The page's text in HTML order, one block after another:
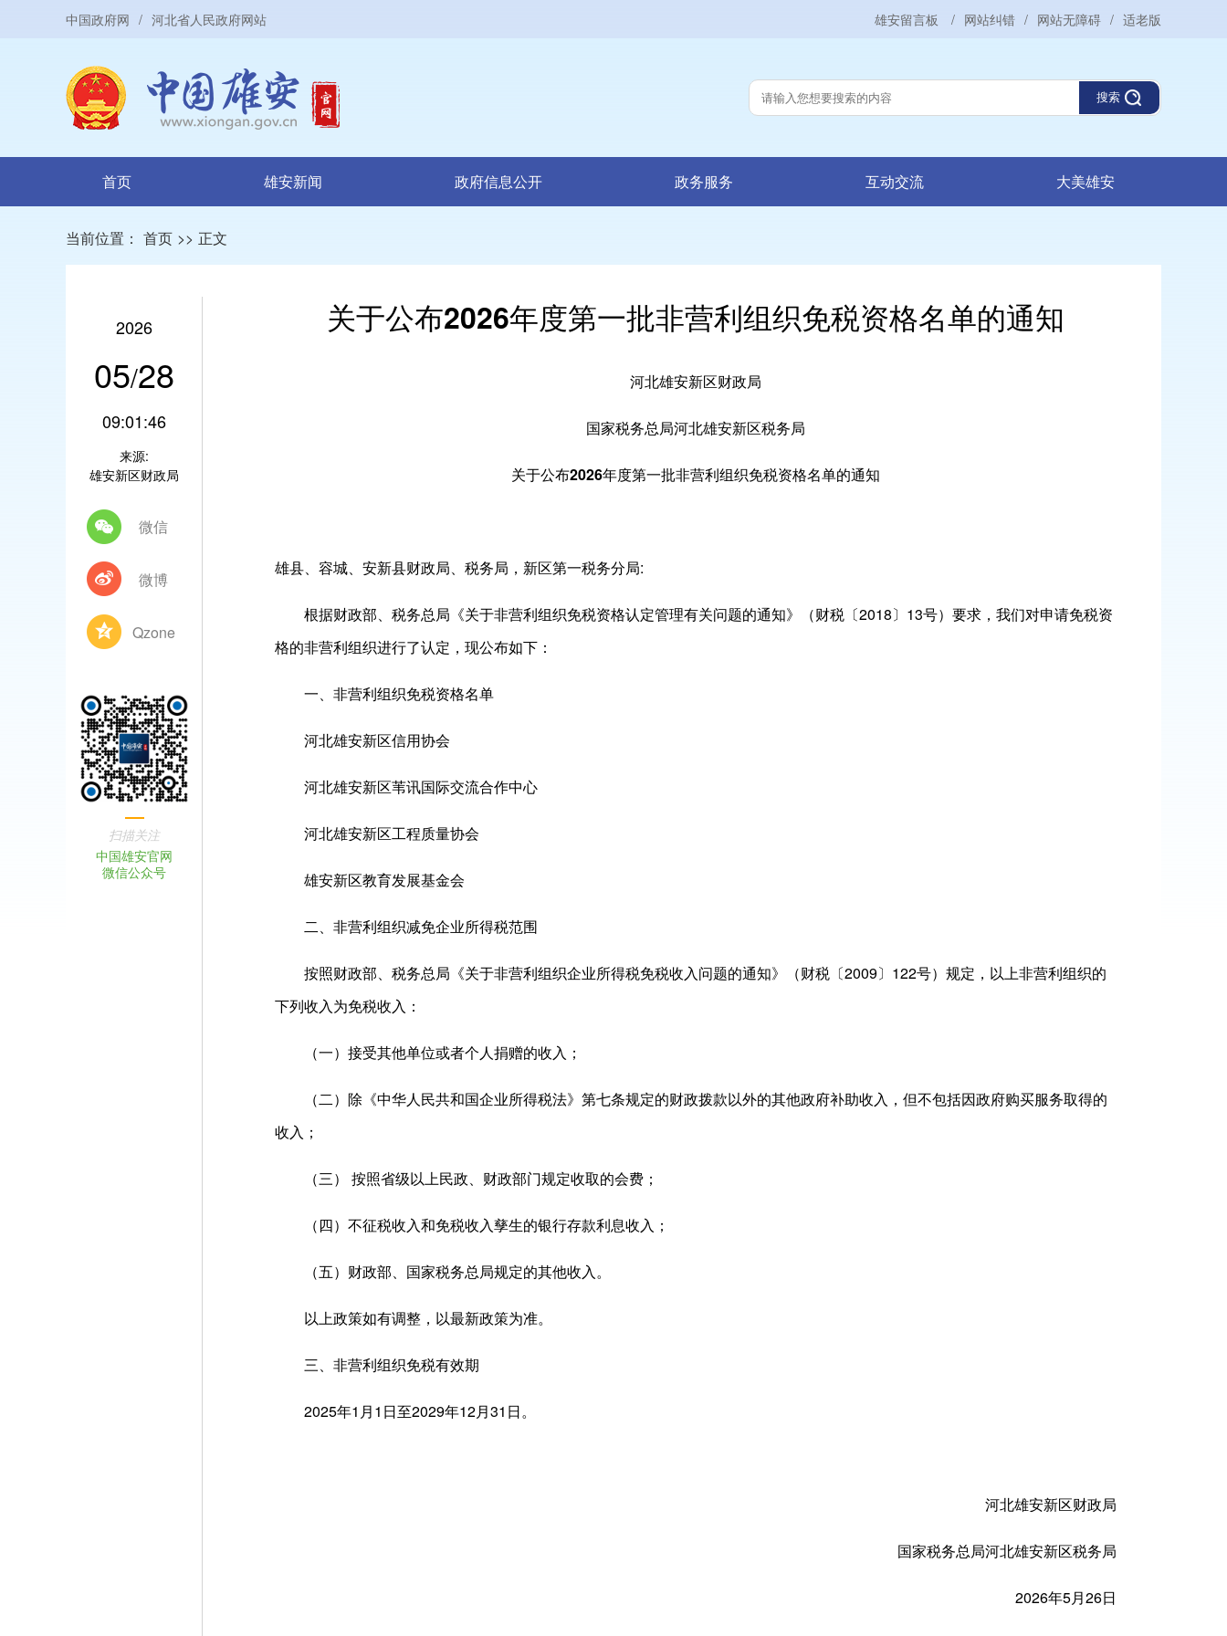
中国政府网 / 河北省人民政府网站 雄安留言板 / 网站纠错 / 网站无障碍 / 适老版
搜索
首页 雄安新闻 政府信息公开 政务服务 互动交流 大美雄安
当前位置： 首页 >> 正文
2026
05/28
09:01:46
来源:
雄安新区财政局
微信
微博
Qzone
扫描关注
中国雄安官网
微信公众号
关于公布2026年度第一批非营利组织免税资格名单的通知
河北雄安新区财政局
国家税务总局河北雄安新区税务局
关于公布2026年度第一批非营利组织免税资格名单的通知
雄县、容城、安新县财政局、税务局，新区第一税务分局:
根据财政部、税务总局《关于非营利组织免税资格认定管理有关问题的通知》（财税〔2018〕13号）要求，我们对申请免税资
格的非营利组织进行了认定，现公布如下：
一、非营利组织免税资格名单
河北雄安新区信用协会
河北雄安新区苇讯国际交流合作中心
河北雄安新区工程质量协会
雄安新区教育发展基金会
二、非营利组织减免企业所得税范围
按照财政部、税务总局《关于非营利组织企业所得税免税收入问题的通知》（财税〔2009〕122号）规定，以上非营利组织的
下列收入为免税收入：
（一）接受其他单位或者个人捐赠的收入；
（二）除《中华人民共和国企业所得税法》第七条规定的财政拨款以外的其他政府补助收入，但不包括因政府购买服务取得的
收入；
（三） 按照省级以上民政、财政部门规定收取的会费；
（四）不征税收入和免税收入孳生的银行存款利息收入；
（五）财政部、国家税务总局规定的其他收入。
以上政策如有调整，以最新政策为准。
三、非营利组织免税有效期
2025年1月1日至2029年12月31日。
河北雄安新区财政局
国家税务总局河北雄安新区税务局
2026年5月26日